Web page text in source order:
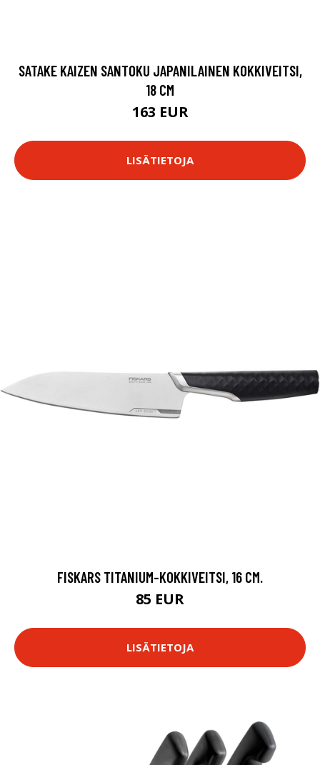
SATAKE KAIZEN SANTOKU JAPANILAINEN KOKKIVEITSI,
18 CM
163 EUR
LISÄTIETOJA
FISKARS TITANIUM-KOKKIVEITSI, 16 CM.
85 EUR
LISÄTIETOJA